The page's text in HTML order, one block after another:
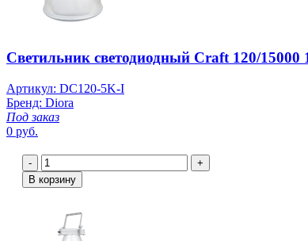
Светильник светодиодный Craft 120/
Артикул: DC120-5K-I
Бренд: Diora
Под заказ
0 руб.
-
+
В корзину